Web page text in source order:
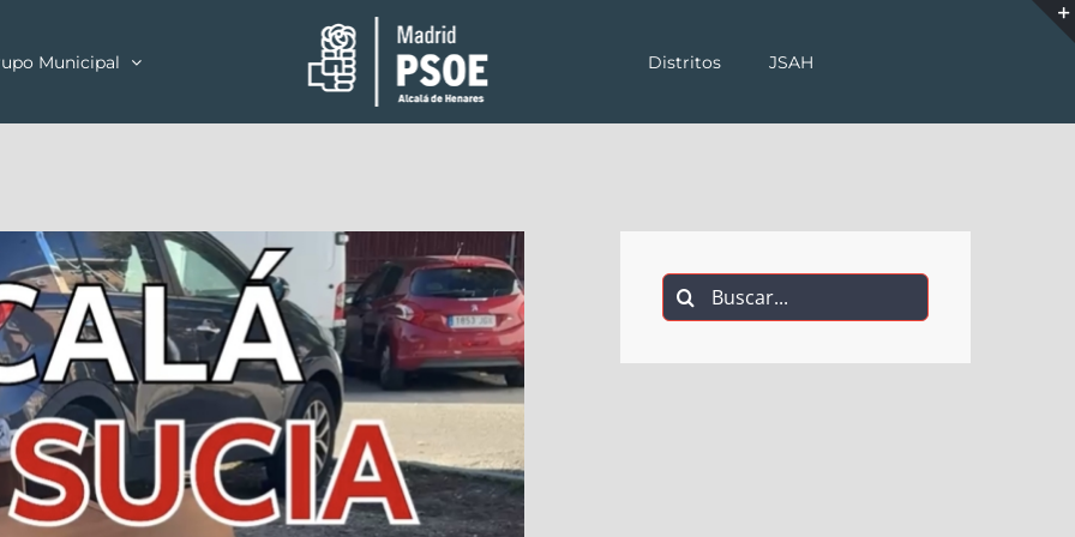
Municipal Distritos JSAH
Buscar: